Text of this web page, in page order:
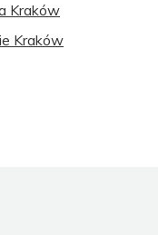
Kraków
Kraków